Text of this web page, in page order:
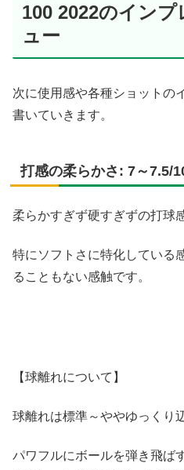
100 2022のイン
ュー
次に使用感や各種ショットの
書いていきます。
打感の柔らかさ: 7～7.5/
柔らかすぎず硬すぎずの打球感
特にソフトさに特化している
ることもない感触です。
【球離れについて】
球離れは標準～ややゆっくり
パワフルにボールを弾き飛ば